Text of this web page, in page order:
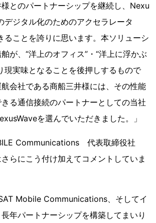
様とのパートナーシップを継続し、Nexu
デジタル化のためのアクセラレータ
ることを誇りに思います。本ソリューシ
が、“洋上のオフィス”・“洋上に浮かぶ
現実味となることを後押しするもので
会社である商船三井様には、その性能
る通信接続のパートナーとしての当社
を選んでいただきました。」
Communications 代表取締役社
らにこう付け加えてコメントしていま
Mobile Communications、そしてイ
年パートナーシップを構築してまいり